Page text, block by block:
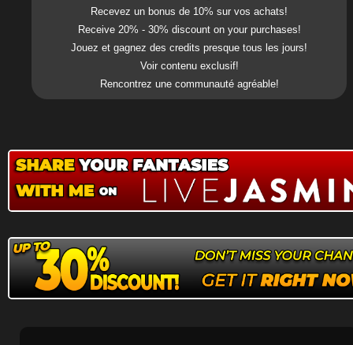
Recevez un bonus de 10% sur vos achats!
Receive 20% - 30% discount on your purchases!
Jouez et gagnez des credits presque tous les jours!
Voir contenu exclusif!
Rencontrez une communauté agréable!